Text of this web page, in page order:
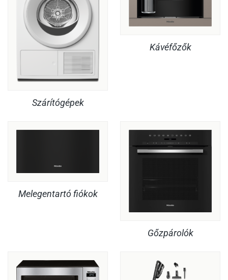
Szárítógépek
Kávéfőzők
Melegentartó fiókok
Gőzpárolók